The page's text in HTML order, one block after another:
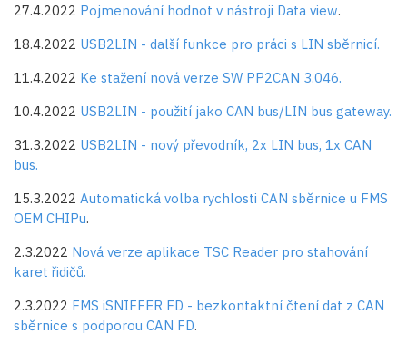
27.4.2022 Pojmenování hodnot v nástroji Data view.
18.4.2022 USB2LIN - další funkce pro práci s LIN sběrnicí.
11.4.2022 Ke stažení nová verze SW PP2CAN 3.046.
10.4.2022 USB2LIN - použití jako CAN bus/LIN bus gateway.
31.3.2022 USB2LIN - nový převodník, 2x LIN bus, 1x CAN
bus.
15.3.2022 Automatická volba rychlosti CAN sběrnice u FMS
OEM CHIPu.
2.3.2022 Nová verze aplikace TSC Reader pro stahování
karet řidičů.
2.3.2022 FMS iSNIFFER FD - bezkontaktní čtení dat z CAN
sběrnice s podporou CAN FD.